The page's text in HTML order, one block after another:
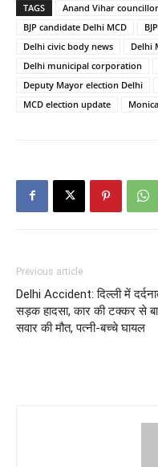
TAGS
Anand Vihar
BJP candidate Delhi MCD
Delhi civic body news
Delhi
Delhi municipal corporation
Deputy Mayor election Delhi
MCD election update
Previous article
Delhi Accident: दिल्ली में
सड़क हादसा, कार की टक्कर से
सवार की मौत, पत्नी-बच्चे घायल